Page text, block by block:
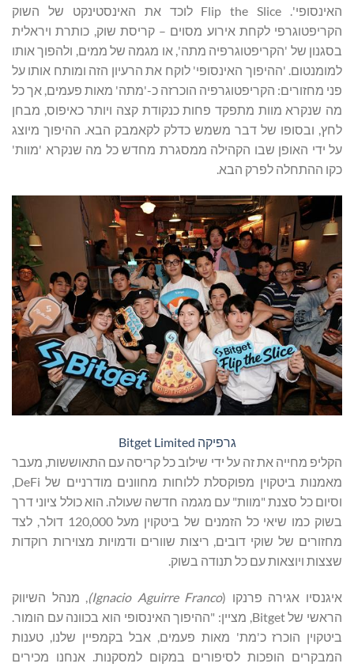
האינסופי'. Flip the Slice לוכד את האינסטינקט של השוק
הקריפטוגרפי לקחת אירוע מסוים – קריסת שוק, כותרת ויראלית
בסגנון של 'הקריפטוגרפיה מתה', או מגמה של ממים, ולהפוך אותו
למומנטום. 'ההיפוך האינסופי' לוקח את הרעיון הזה ומותח אותו על
פני מחזורים: הקריפטוגרפיה הוכרזה כ-'מתה' מאות פעמים, אך כל
מה שנקרא מוות מתפקד פחות כנקודת קצה ויותר כאיפוס, מבחן
לחץ, ובסופו של דבר משמש כדלק לקאמבק הבא. ההיפוך מיוצג
על ידי האופן שבו הקהילה ממסגרת מחדש כל מה שנקרא 'מוות'
כקו ההתחלה לפרק הבא.
גרפיקה Bitget Limited
הקליפ מחייה את זה על ידי שילוב כל קריסה עם התאוששות, מעבר
מאמנות ביטקוין מפוקסלת ללוחות מחוונים מודרניים של DeFi,
וסיום כל סצנת "מוות" עם מגמה חדשה שעולה. הוא כולל ציוני דרך
בשוק כמו שיאי כל הזמנים של ביטקוין מעל 120,000 דולר, לצד
מחזורים של שוקי דובים, ריצות שוורים ודמויות מצוירות רוקדות
שצצות ויוצאות עם כל תנודה בשוק.
איגנסיו אגירה פרנקו (Ignacio Aguirre Franco
), מנהל השיווק
הראשי של Bitget, מציין: "ההיפוך האינסופי הוא בכוונה עם הומור.
ביטקוין הוכרז כ'מת' מאות פעמים, אבל בקמפיין שלנו, טענות
המבקרים הופכות לסיפורים במקום למסקנות. אנחנו מכירים